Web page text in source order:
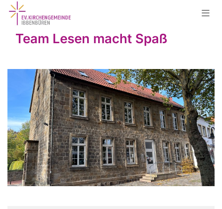
Team Lesen macht Spaß